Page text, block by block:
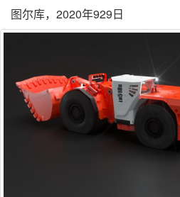
图尔库，2020年929日